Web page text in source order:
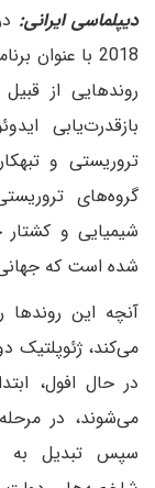
دیپلماسی ایرانی:
روندهایی از
بازقدرت‌یابی
تروریستی و
گروه‌های
شیمیایی و
شده است که جهانی پرآشوب
آنچه این روندها
می‌کند،
در حال افول،
می‌شوند، در
سپس تبدیل به